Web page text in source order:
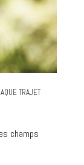
TRAJET
champs